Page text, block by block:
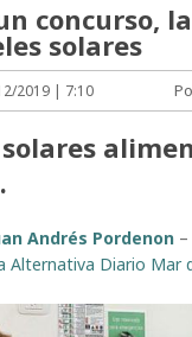
concurso,
solares
2019 | 7:10
solares
Andrés Pordenon
Alternativa Diario Mar